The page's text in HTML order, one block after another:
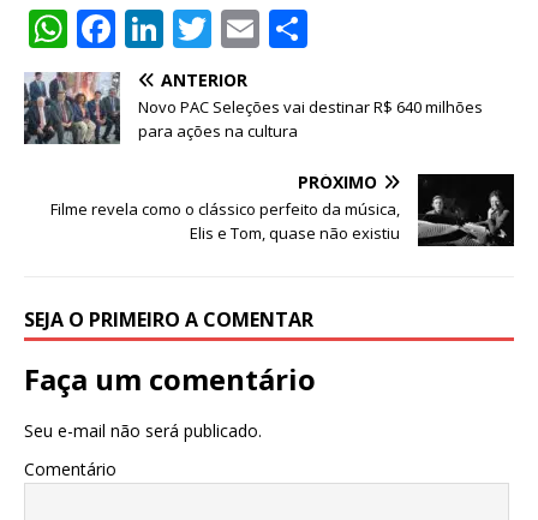
W
h
at
s
p
F
a
c
e
o
Li
n
k
e
n
T
w
it
te
E
ai
l
ar
ANTERIOR
Novo PAC Seleções vai destinar R$ 640 milhões
para ações na cultura
PRÓXIMO
Filme revela como o clássico perfeito da música,
Elis e Tom, quase não existiu
SEJA O PRIMEIRO A COMENTAR
Faça um comentário
Seu e-mail não será publicado.
Comentário